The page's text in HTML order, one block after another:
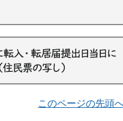
このページの先頭